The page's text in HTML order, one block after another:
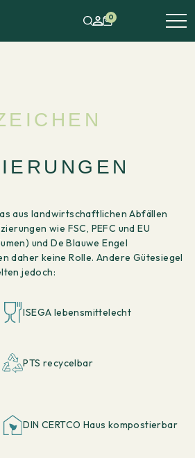
0
aus landwirtschaftlichen Abfällen
wie FSC, PEFC und EU
und De Blauwe Engel
daher keine Rolle. Andere Gütesiegel
jedoch:
ISEGA lebensmittelecht
PTS recycelbar
DIN CERTCO Haus kompostierbar